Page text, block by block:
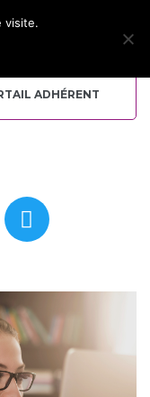
QUI-SOMMES NOUS ?
ADHÉRENT
visite.